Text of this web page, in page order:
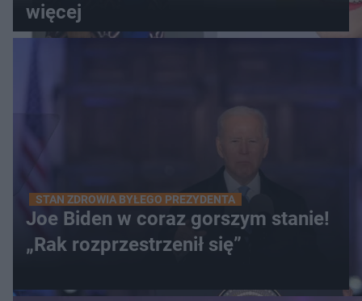
więcej
STAN ZDROWIA BYŁEGO PREZYDENTA
Joe Biden w coraz gorszym stanie!
„Rak rozprzestrzenił się”